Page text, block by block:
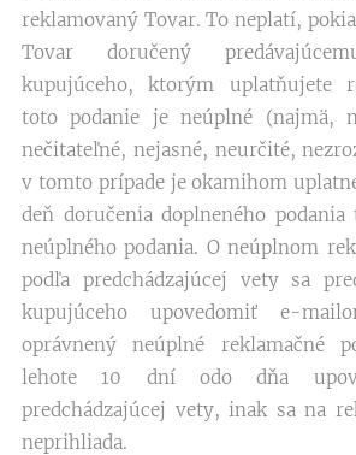
reklamovaný Tovar. To neplatí,
Tovar doručený
kupujúceho, ktorým uplatňujete
toto podanie je neúplné (najmä,
nečitateľné, nejasné, neurčité,
v tomto prípade je okamihom
deň doručenia doplneného podania
neúplného podania. O neúplnom
podľa predchádzajúcej vety sa
kupujúceho upovedomiť e-
oprávnený neúplné reklamačné
lehote 10 dní odo dňa
predchádzajúcej vety, inak sa na
neprihliada.